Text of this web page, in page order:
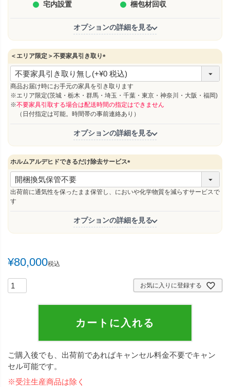
宅内設置 梱包材回収
オプションの詳細を見る
＜エリア限定＞不要家具引き取り
(
必
須
商品お届け時にお手元の家具を引き取ります
※エリア限定(茨城・栃木・群馬・埼玉・千葉・東京・神奈川・大阪・福岡)
※不要家具引取する場合は配送時間の指定はできません
（日付指定は可能。時間帯の事前連絡あり）
オプションの詳細を見る
ホルムアルデヒドできるだけ除去サービス
(
須
出荷前に通気性を保ったまま保管し、においや化学物質を減らすサービスで
す
オプションの詳細を見る
¥80,000税込
お気に入りに登録する
カートに入れる
ご購入後でも、出荷前であればキャンセル料金不要でキャン
セル可能です。
※受注生産商品は除く